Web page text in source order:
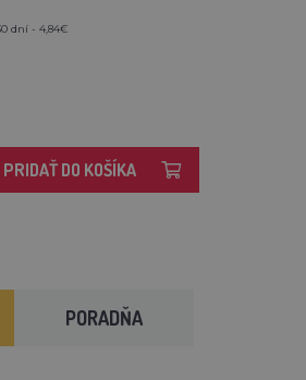
dní - 4,84€
PRIDAŤ DO KOŠÍKA
PORADŇA